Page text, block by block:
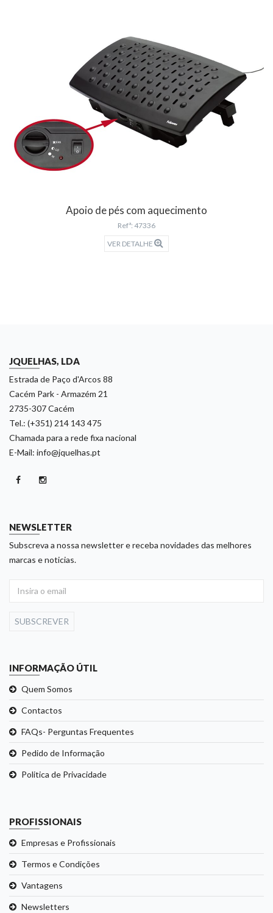
Apoio de pés com aquecimento
Refª: 47336
VER DETALHE
JQUELHAS, LDA
Estrada de Paço d'Arcos 88
Cacém Park - Armazém 21
2735-307 Cacém
Tel.: (+351) 214 143 475
Chamada para a rede fixa nacional
E-Mail: info@jquelhas.pt
NEWSLETTER
Subscreva a nossa newsletter e receba novidades das melhores
marcas e noticias.
SUBSCREVER
INFORMAÇÃO ÚTIL
Quem Somos
Contactos
FAQs- Perguntas Frequentes
Pedido de Informação
Politica de Privacidade
PROFISSIONAIS
Empresas e Profissionais
Termos e Condições
Vantagens
Newsletters